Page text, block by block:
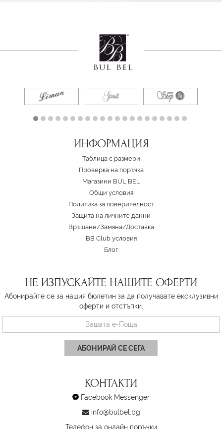
ИНФОРМАЦИЯ
Таблица с размери
Проверка на поръчка
Магазини BUL BEL
Oбщи условия
Политика за поверителност
Защита на личните данни
Връщане/Замяна/Доставка
BB Club условия
Блог
НЕ ИЗПУСКАЙТЕ НАШИТЕ ОФЕРТИ
Абонирайте се за нашия бюлетин за да получавате ексклузивни
оферти и отстъпки.
АБОНИРАЙ СЕ СЕГА
КОНТАКТИ
Facebook Messenger
info@bulbel.bg
Телефон за онлайн поръчки